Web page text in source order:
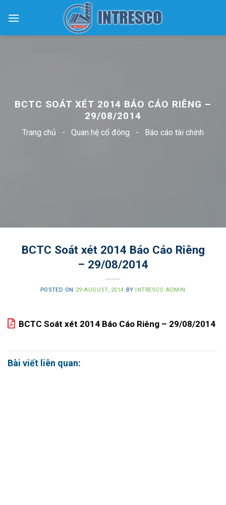
BCTC SOÁT XÉT 2014 BÁO CÁO RIÊNG –
29/08/2014
Trang chủ - Quan hệ cổ đông - Báo cáo tài chính
BCTC Soát xét 2014 Báo Cáo Riêng
– 29/08/2014
POSTED ON 29 AUGUST, 2014 BY INTRESCO ADMIN
BCTC Soát xét 2014 Báo Cáo Riêng – 29/08/2014
Bài viết liên quan: